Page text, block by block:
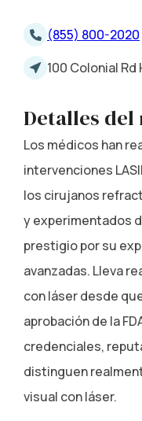
(855) 800-2020
100 Colonial Rd
Detalles del
Los médicos han
intervenciones
los cirujanos
y experimentados
prestigio por su
avanzadas. Lleva
con láser desde
aprobación de la
credenciales,
distinguen
visual con láser.